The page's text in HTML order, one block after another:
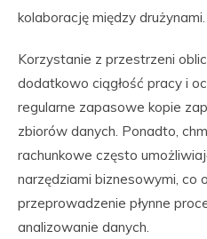
kolaborację między drużynami.
Korzystanie z przestrzeni
dodatkowo ciągłość pracy i
regularne zapasowe kopie
zbiorów danych. Ponadto,
rachunkowe często
narzędziami biznesowymi, co
przeprowadzenie płynne
analizowanie danych.